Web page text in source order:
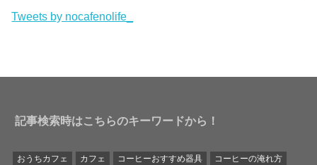
Tweets by nocafenolife_
記事検索時はこちらのキーワードから！
おうちカフェ カフェ コーヒーおすすめ器具
コーヒーの淹れ方